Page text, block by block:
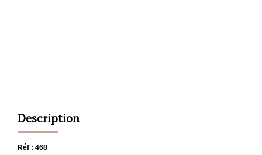
Description
Réf : 468